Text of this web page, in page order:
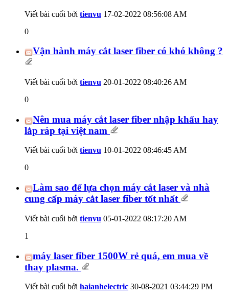
Viết bài cuối bởi tienvu 17-02-2022 08:56:08 AM
0
Vận hành máy cắt laser fiber có khó không ?
Viết bài cuối bởi tienvu 20-01-2022 08:40:26 AM
0
Nên mua máy cắt laser fiber nhập khẩu hay
lắp ráp tại việt nam
Viết bài cuối bởi tienvu 10-01-2022 08:46:45 AM
0
Làm sao để lựa chọn máy cắt laser và nhà
cung cấp máy cắt laser fiber tốt nhất
Viết bài cuối bởi tienvu 05-01-2022 08:17:20 AM
1
máy laser fiber 1500W rẻ quá, em mua về
thay plasma.
Viết bài cuối bởi haianhelectric 30-08-2021 03:44:29 PM